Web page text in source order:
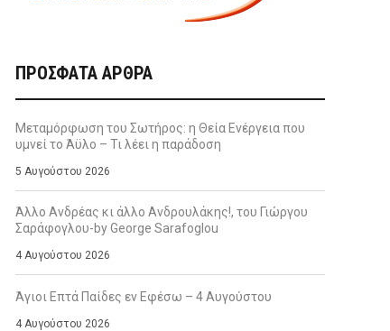
ΠΡΌΣΦΑΤΑ ΆΡΘΡΑ
Μεταμόρφωση του Σωτήρος: η Θεία Ενέργεια που
υμνεί το Άϋλο – Τι λέει η παράδοση
5 Αυγούστου 2026
Άλλο Ανδρέας κι άλλο Ανδρουλάκης!, του Γιώργου
Σαράφογλου-by George Sarafoglou
4 Αυγούστου 2026
Άγιοι Επτά Παίδες εν Εφέσω – 4 Αυγούστου
4 Αυγούστου 2026